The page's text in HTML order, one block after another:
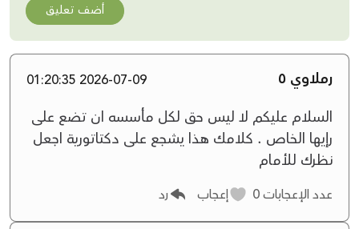
أضف تعليق
رملاوي ٥ 2026-07-09 01:20:35
السلام عليكم لا ليس حق لكل مأسسه ان تضع على
رإيها الخاص . كلامك هذا يشجع على دكتاتورية اجعل
نظرك للأمام
عدد الإعجابات إعجاب رد